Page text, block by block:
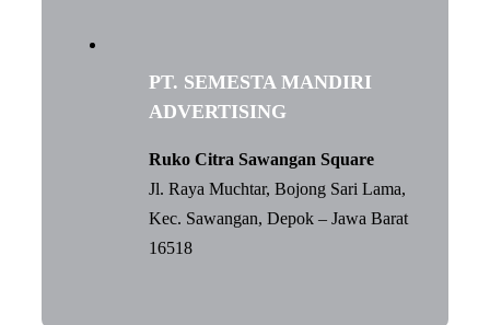
PT. SEMESTA MANDIRI
ADVERTISING
Ruko Citra Sawangan Square
Jl. Raya Muchtar, Bojong Sari Lama,
Kec. Sawangan, Depok – Jawa Barat
16518